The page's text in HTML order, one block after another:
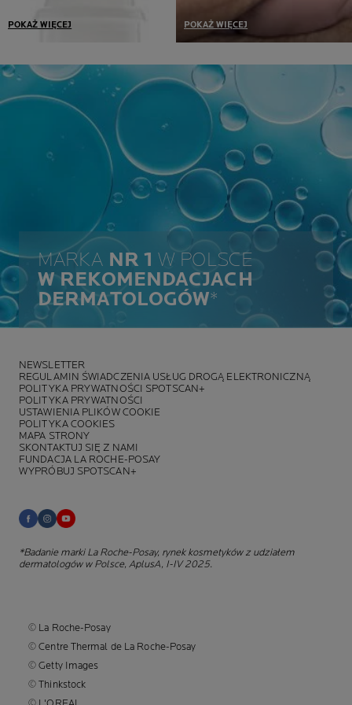
POKAŻ WIĘCEJ
opracowane we współpracy
z dermatologiem i
toksykologiem, zawierają
tylko niezbędne składniki
we właściwych stężeniach.
POKAŻ WIĘCEJ
najwrażliwszej skórze:
reaktywnej, skłonnej do
niedoskonałości i alergii,
atopowej lub osłabionej
przez leczenie
antynowotworowe.
MARKA NR 1 W POLSCE
W REKOMENDACJACH
DERMATOLOGÓW*
NEWSLETTER
REGULAMIN ŚWIADCZENIA USŁUG DROGĄ ELEKTRONICZNĄ
POLITYKA PRYWATNOŚCI SPOTSCAN+
POLITYKA PRYWATNOŚCI
USTAWIENIA PLIKÓW COOKIE
POLITYKA COOKIES
MAPA STRONY
SKONTAKTUJ SIĘ Z NAMI
FUNDACJA LA ROCHE-POSAY
WYPRÓBUJ SPOTSCAN+
*Badanie marki La Roche-Posay, rynek kosmetyków z udziałem
dermatologów w Polsce, AplusA, I-IV 2025.
© La Roche-Posay
© Centre Thermal de La Roche-Posay
© Getty Images
© Thinkstock